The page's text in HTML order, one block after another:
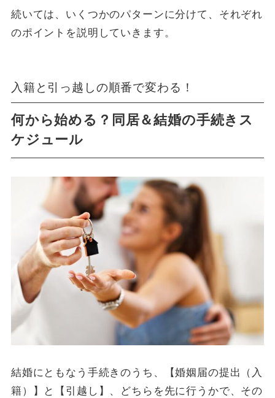
続いては、いくつかのパターンに分けて、それぞれ
のポイントを説明していきます。
入籍と引っ越しの順番で変わる！
何から始める？同居＆結婚の手続きス
ケジュール
結婚にともなう手続きのうち、【婚姻届の提出（入
籍）】と【引越し】、どちらを先に行うかで、その